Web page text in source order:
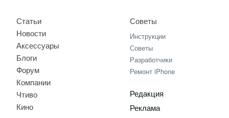
Статьи
Новости
Аксессуары
Блоги
Форум
Компании
Чтиво
Кино
Советы
Инструкции
Советы
Разработчики
Ремонт iPhone
Редакция
Реклама